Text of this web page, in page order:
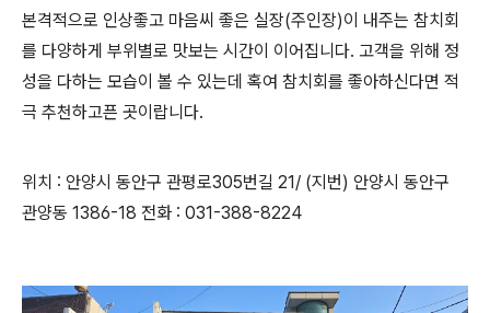
본격적으로 인상좋고 마음씨 좋은 실장(주인장)이 내주는 참치회
를 다양하게 부위별로 맛보는 시간이 이어집니다. 고객을 위해 정
성을 다하는 모습이 볼 수 있는데 혹여 참치회를 좋아하신다면 적
극 추천하고픈 곳이랍니다.
위치 : 안양시 동안구 관평로305번길 21/ (지번) 안양시 동안구
관양동 1386-18 전화 : 031-388-8224